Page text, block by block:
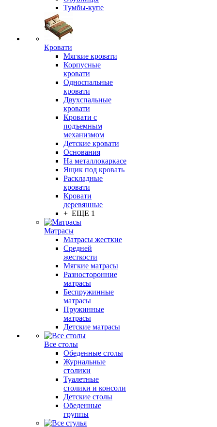
Тумбы-купе
Кровати
Мягкие кровати
Корпусные
кровати
Односпальные
кровати
Двухспальные
кровати
Кровати с
подъемным
механизмом
Детские кровати
Основания
На металлокаркасе
Ящик под кровать
Раскладные
кровати
Кровати
деревянные
+ ЕЩЕ 1
Матрасы
Матрасы жесткие
Средней
жесткости
Мягкие матрасы
Разносторонние
матрасы
Беспружинные
матрасы
Пружинные
матрасы
Детские матрасы
Все столы
Обеденные столы
Журнальные
столики
Туалетные
столики и консоли
Детские столы
Обеденные
группы